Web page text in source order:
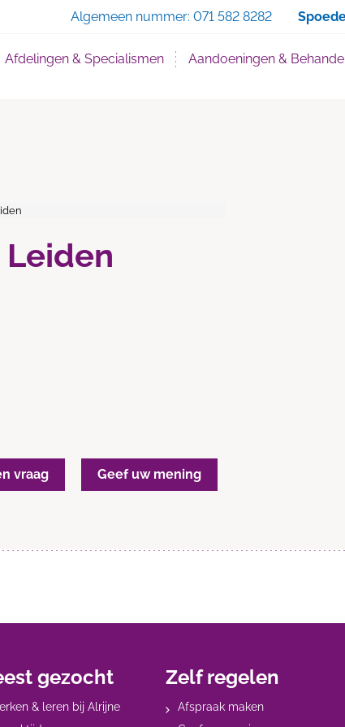
Algemeen nummer: 071 582 8282
Afdelingen & Specialismen Aandoeningen &
vraag Geef uw mening
gezocht
& leren bij Alrijne
Zelf regelen
Afspraak maken